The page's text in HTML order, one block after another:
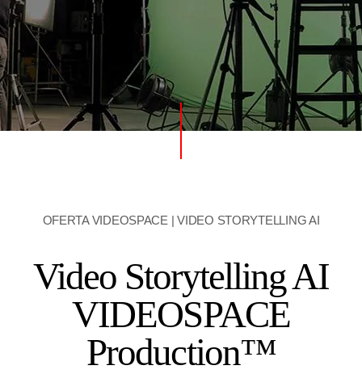
OFERTA VIDEOSPACE | VIDEO STORYTELLING AI
Video Storytelling AI
VIDEOSPACE
Production™